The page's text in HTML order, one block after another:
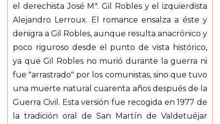
el derechista José Mª. Gil Robles y el izquierdista
Alejandro Lerroux. El romance ensalza a éste y
denigra a Gil Robles, aunque resulta anacrónico y
poco riguroso desde el punto de vista histórico,
ya que Gil Robles no murió durante la guerra ni
fue "arrastrado" por los comunistas, sino que tuvo
una muerte natural cuarenta años después de la
Guerra Civil. Esta versión fue recogida en 1977 de
la tradición oral de San Martín de Valdetuéjar